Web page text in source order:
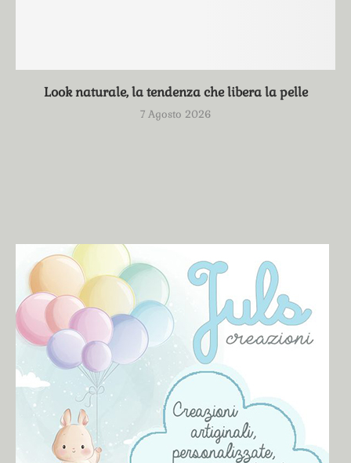
Look naturale, la tendenza che libera la pelle
7 Agosto 2026